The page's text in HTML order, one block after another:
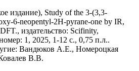
издание), Study of the 3-(3,3-
6-neopentyl-2H-pyrane-one by IR,
издательство: Scifinity,
1, 2025, 1-12 с., 0,75 п.л..
Вандюков А.Е., Номероцкая
В.В.